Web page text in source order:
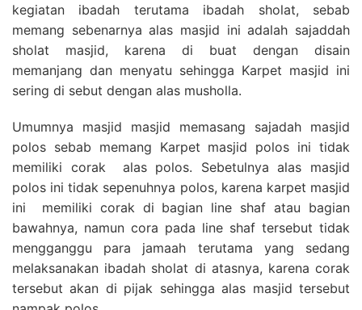
kegiatan ibadah terutama ibadah sholat, sebab
memang sebenarnya alas masjid ini adalah sajaddah
sholat masjid, karena di buat dengan disain
memanjang dan menyatu sehingga Karpet masjid ini
sering di sebut dengan alas musholla.
Umumnya masjid masjid memasang sajadah masjid
polos sebab memang Karpet masjid polos ini tidak
memiliki corak alas polos. Sebetulnya alas masjid
polos ini tidak sepenuhnya polos, karena karpet masjid
ini memiliki corak di bagian line shaf atau bagian
bawahnya, namun cora pada line shaf tersebut tidak
mengganggu para jamaah terutama yang sedang
melaksanakan ibadah sholat di atasnya, karena corak
tersebut akan di pijak sehingga alas masjid tersebut